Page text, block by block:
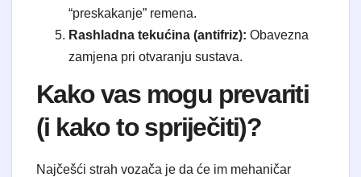
“preskakanje” remena.
Rashladna tekućina (antifriz): Obavezna
zamjena pri otvaranju sustava.
​Kako vas mogu prevariti
(i kako to spriječiti)?
​Najčešći strah vozača je da će im mehaničar